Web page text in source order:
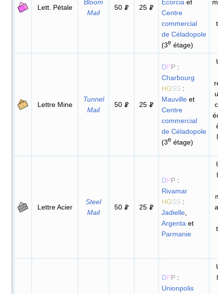
Lett. Pétale
Bloom
Mail
50 25
Écorcia et
Centre
commercial
de Céladopole
(3e étage)
Lettre Mine
Tunnel
Mail
50 25
DPP :
Charbourg
HGSS :
Mauville et
Centre
commercial
de Céladopole
(3e étage)
Lettre Acier
Steel
Mail
50 25
DPP :
Rivamar
HGSS :
Jadielle
Argenta et
Parmanie
DPP :
Unionpolis